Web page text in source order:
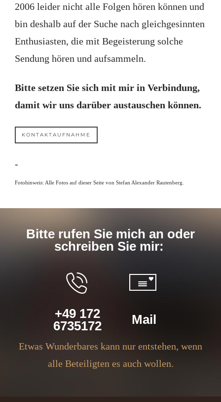
2006 leider nicht alle Folgen hören können und
bin deshalb auf der Suche nach gleichgesinnten
Enthusiasten, die mit Begeisterung solche
Sendung hören und aufsammeln.
Bitte setzen Sie sich mit mir in Verbindung,
damit wir uns darüber austauschen können.
KONTAKTAUFNAHME
-
Fotohinweis: Alle Fotos auf dieser Seite von Stefan Alexander Rautenberg.
Bitte rufen Sie mich an oder
schreiben Sie mir:
+49 172
6735172
Mail
Etwas Wunderbares kann nur entstehen, wenn
alle Beteiligten es auch wollen.